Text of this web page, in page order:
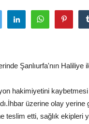
Şanlıurfa'nın
hakimiyetini
üzerine olay yerine
teslim etti, sağlık ekipleri